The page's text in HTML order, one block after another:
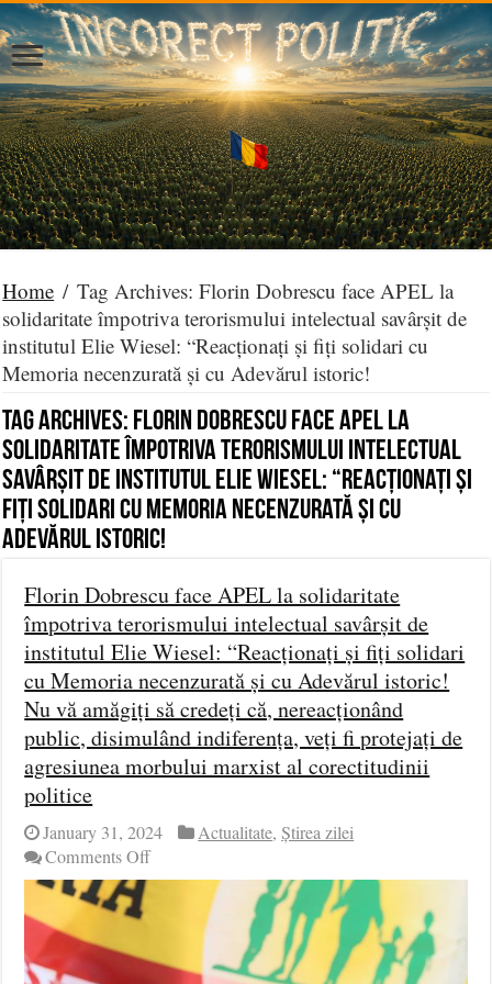
Home / Tag Archives: Florin Dobrescu face APEL la
solidaritate împotriva terorismului intelectual savârșit de
institutul Elie Wiesel: “Reacționați și fiți solidari cu
Memoria necenzurată și cu Adevărul istoric!
Tag Archives: Florin Dobrescu face APEL la
solidaritate împotriva terorismului intelectual
savârșit de institutul Elie Wiesel: “Reacționați și
fiți solidari cu Memoria necenzurată și cu
Adevărul istoric!
Florin Dobrescu face APEL la solidaritate
împotriva terorismului intelectual savârșit de
institutul Elie Wiesel: “Reacționați și fiți solidari
cu Memoria necenzurată și cu Adevărul istoric!
Nu vă amăgiți să credeți că, nereacționând
public, disimulând indiferența, veți fi protejați de
agresiunea morbului marxist al corectitudinii
politice
January 31, 2024 Actualitate,Știrea zilei
Comments Offon
Florin
Dobrescu